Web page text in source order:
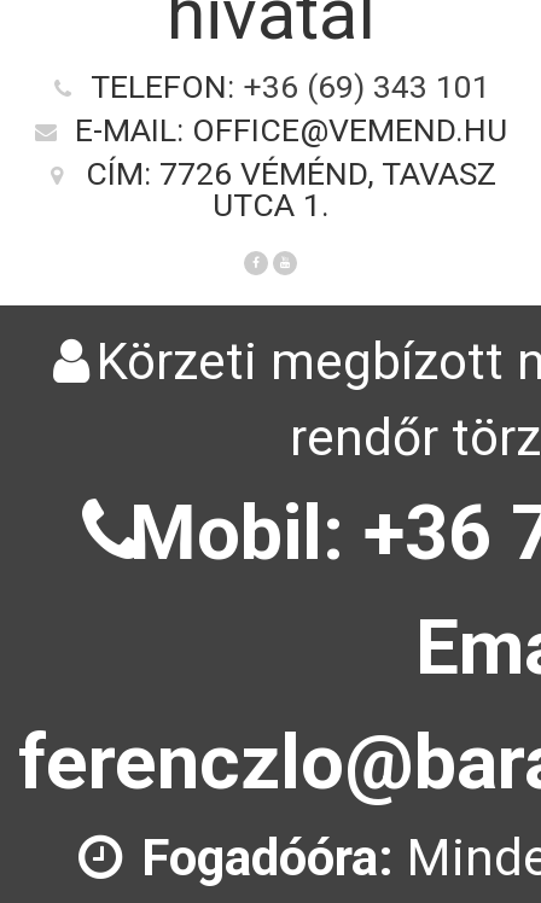
TELEFON: +36 (69) 343 101
E-MAIL: OFFICE@VEMEND.HU
CÍM: 7726 VÉMÉND, TAVASZ
UTCA 1.
Körzeti megbízott
rendőr
Mobil: +36
Fogadóóra: